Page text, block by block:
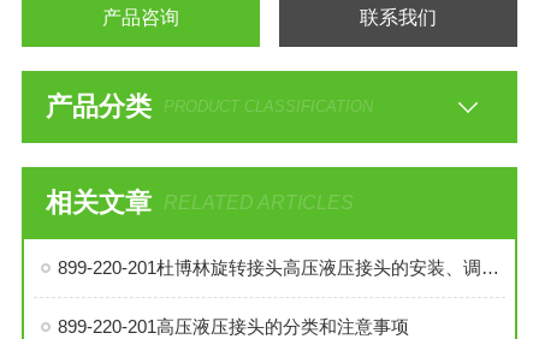
产品咨询 联系我们
产品分类 PRODUCT CLASSIFICATION
相关文章 RELATED ARTICLES
899-220-201杜博林旋转接头高压液压接头的安装、调试与维护技巧
899-220-201高压液压接头的分类和注意事项